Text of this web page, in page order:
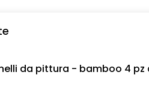
da pittura - bamboo 4 pz